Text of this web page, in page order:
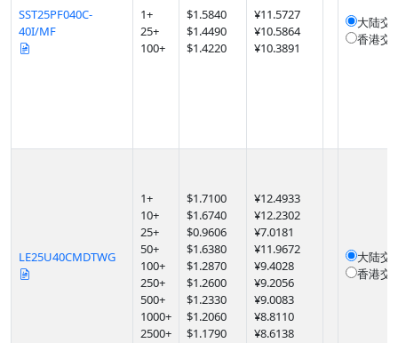
SST25PF040C-
40I/MF
1+
25+
100+
$1.5840
$1.4490
$1.4220
¥11.5727
¥10.5864
¥10.3891
大陆交
香港交
LE25U40CMDTWG
1+
10+
25+
50+
100+
250+
500+
1000+
2500+
$1.7100
$1.6740
$0.9606
$1.6380
$1.2870
$1.2600
$1.2330
$1.2060
$1.1790
¥12.4933
¥12.2302
¥7.0181
¥11.9672
¥9.4028
¥9.2056
¥9.0083
¥8.8110
¥8.6138
大陆交
香港交